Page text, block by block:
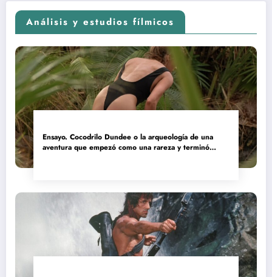
Análisis y estudios fílmicos
Ensayo. Cocodrilo Dundee o la arqueología de una
aventura que empezó como una rareza y terminó